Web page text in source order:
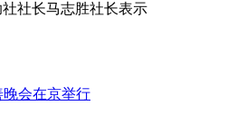
社长马志胜社长表示
晚会在京举行